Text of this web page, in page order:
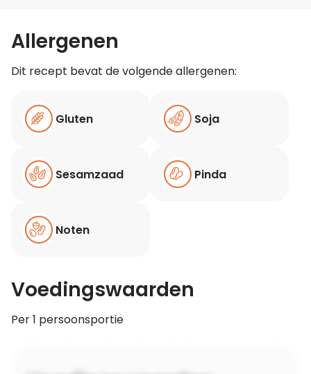
Allergenen
Dit recept bevat de volgende allergenen:
Gluten Soja
Sesamzaad Pinda
Noten
Voedingswaarden
Per 1 persoonsportie